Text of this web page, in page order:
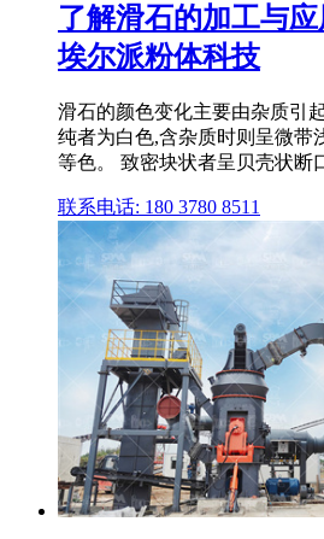
了解滑石的加工与
埃尔派粉体科技
滑石的颜色变化主要由杂质引
纯者为白色,含杂质时则呈微带
等色。 致密块状者呈贝壳状断
联系电话: 180 3780 8511